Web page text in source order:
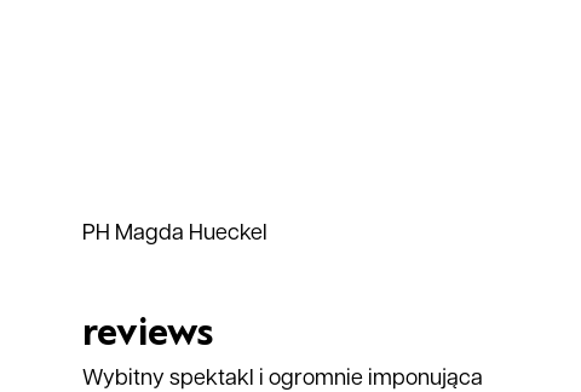
PH Magda Hueckel
reviews
Wybitny spektakl i ogromnie imponująca